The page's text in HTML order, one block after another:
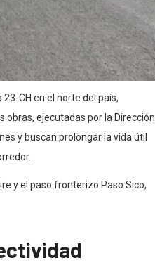
CH en el norte del país,
obras, ejecutadas por la Dirección
y buscan prolongar la vida útil
y el paso fronterizo Paso Sico,